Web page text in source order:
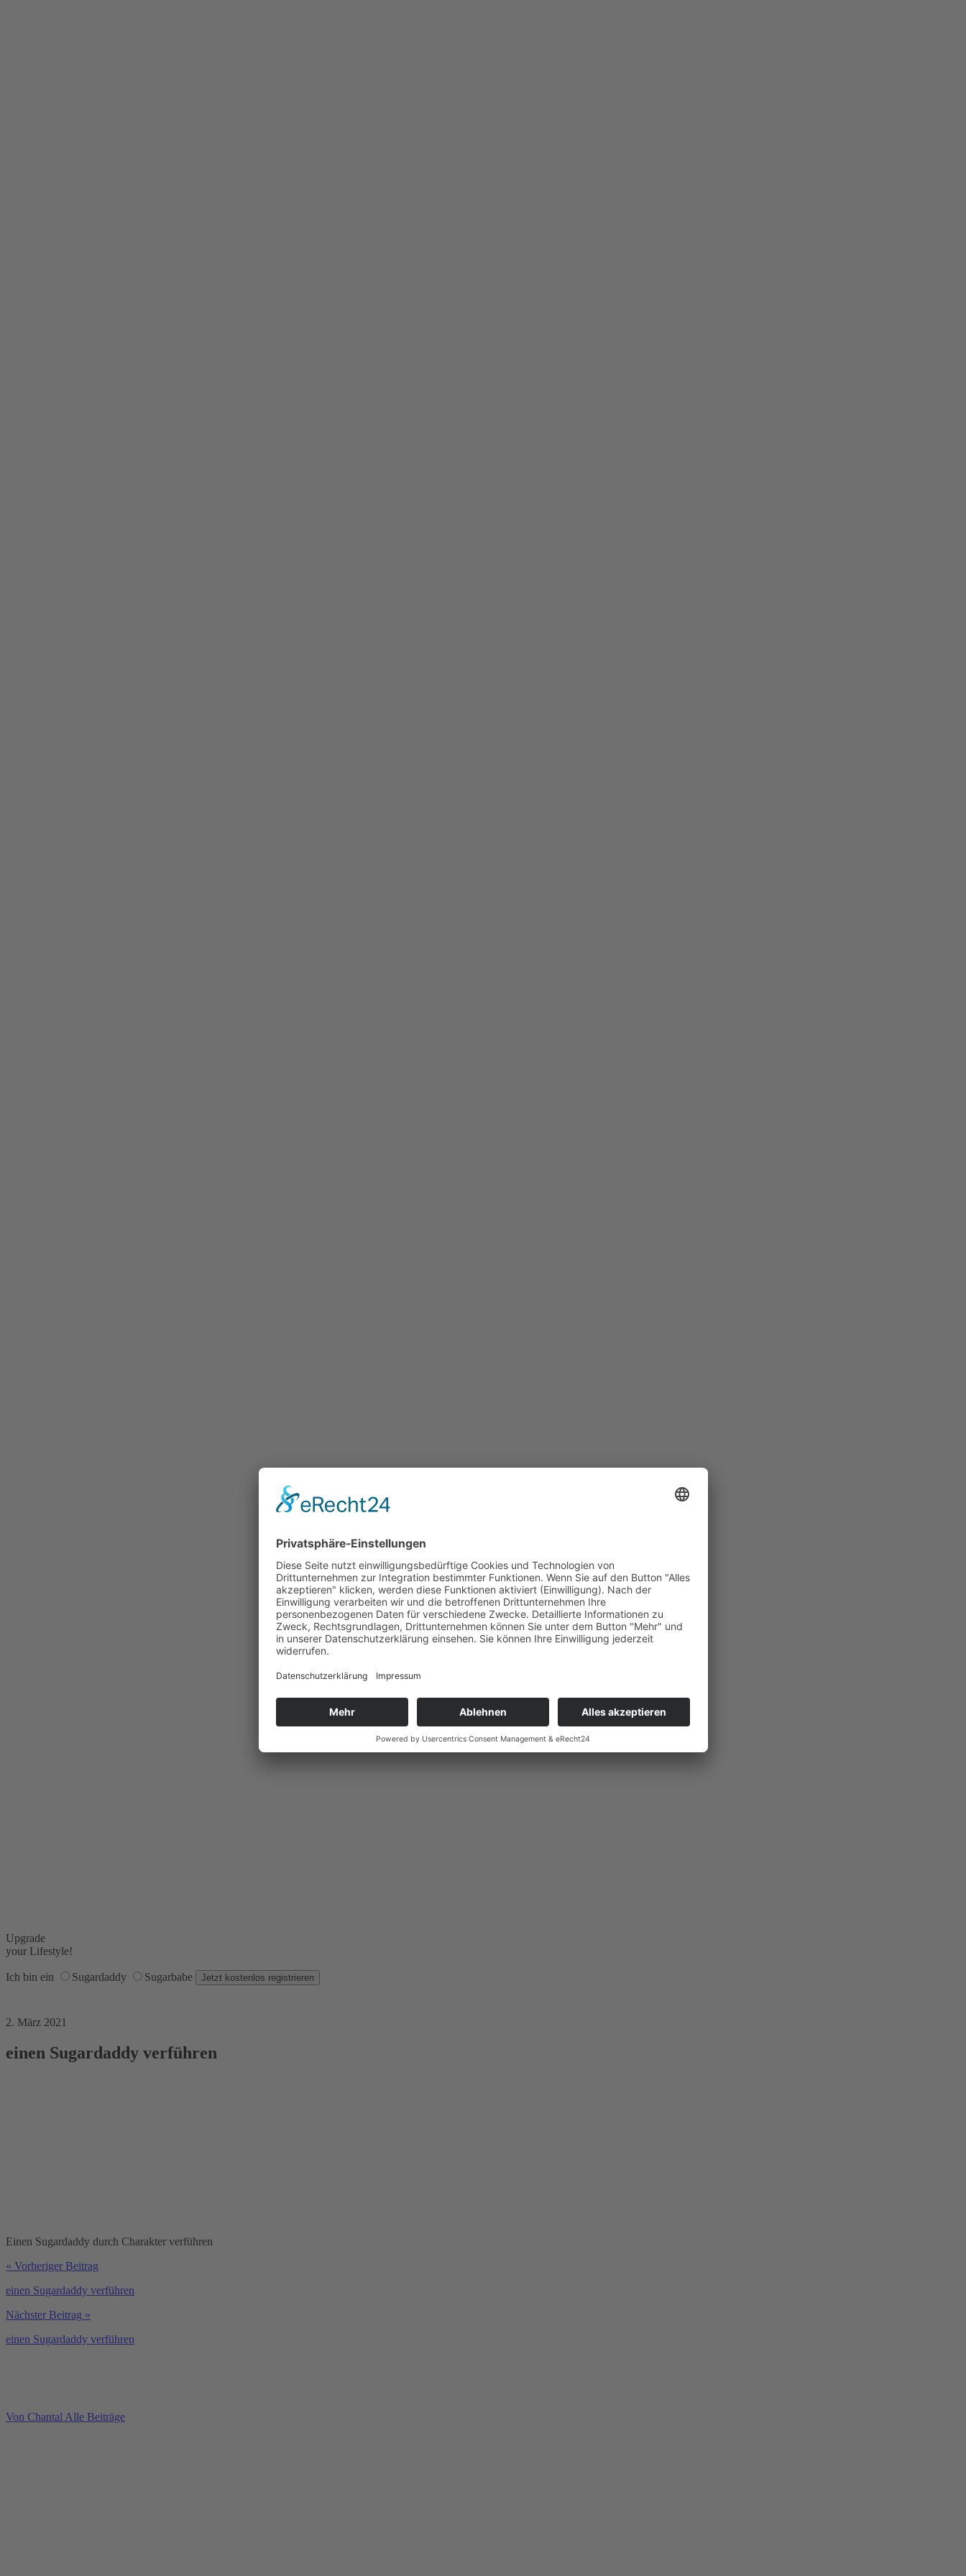
Upgrade
your Lifestyle!
Ich bin ein Sugardaddy Sugarbabe
2. März 2021
einen Sugardaddy verführen
Einen Sugardaddy durch Charakter verführen
« Vorheriger Beitrag
einen Sugardaddy verführen
Nächster Beitrag »
einen Sugardaddy verführen
Von Chantal Alle Beiträge